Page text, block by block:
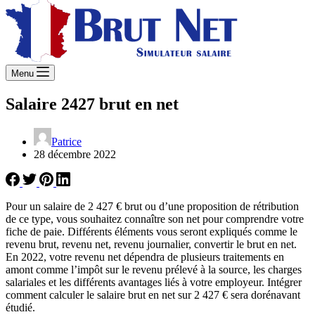
Menu
Salaire 2427 brut en net
Patrice
28 décembre 2022
Pour un salaire de 2 427 € brut ou d’une proposition de rétribution
de ce type, vous souhaitez connaître son net pour comprendre votre
fiche de paie. Différents éléments vous seront expliqués comme le
revenu brut, revenu net, revenu journalier, convertir le brut en net.
En 2022, votre revenu net dépendra de plusieurs traitements en
amont comme l’impôt sur le revenu prélevé à la source, les charges
salariales et les différents avantages liés à votre employeur. Intégrer
comment calculer le salaire brut en net sur 2 427 € sera dorénavant
étudié.